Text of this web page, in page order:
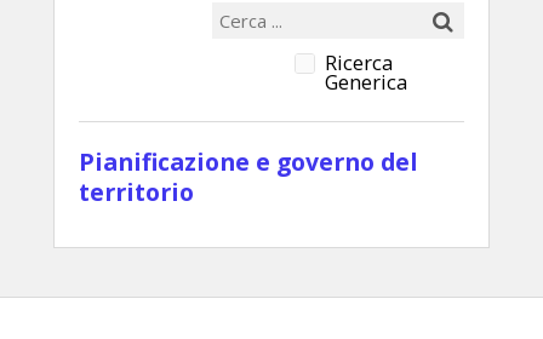
Ricerca
Generica
Pianificazione e governo del
territorio